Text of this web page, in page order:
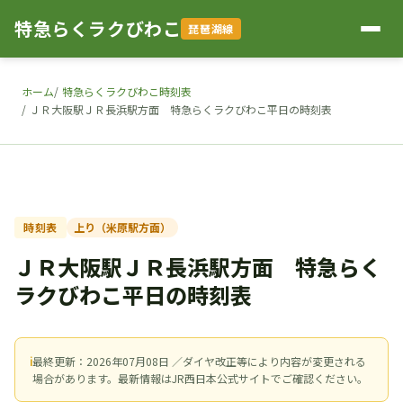
特急らくラクびわこ 琵琶湖線
ホーム 特急らくラクびわこ時刻表
ＪＲ大阪駅ＪＲ長浜駅方面 特急らくラクびわこ平日の時刻表
時刻表 上り（米原駅方面）
ＪＲ大阪駅ＪＲ長浜駅方面 特急らく
ラクびわこ平日の時刻表
ℹ最終更新：2026年07月08日 ／ダイヤ改正等により内容が変更される
場合があります。最新情報はJR西日本公式サイトでご確認ください。